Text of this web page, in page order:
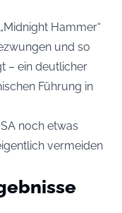
Hammer“
und so
– ein deutlicher
Führung in
noch etwas
vermeiden